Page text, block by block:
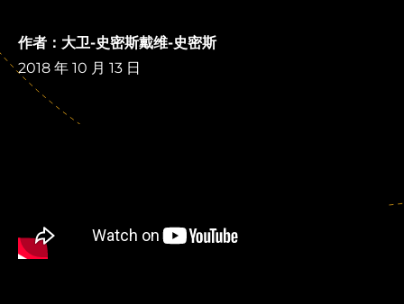
作者：大卫-史密斯戴维-史密斯
2018 年 10 月 13 日